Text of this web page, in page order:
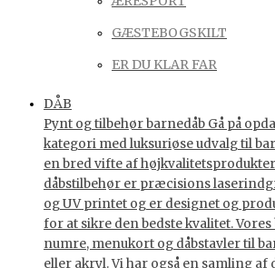
GÆSTEBOGSKILT
ER DU KLAR FAR
DÅB
Pynt og tilbehør barnedåb Gå på
kategori med luksuriøse udvalg til
en bred vifte af
dåbstilbehør er præcisions
og UV printet og er designet og
for at sikre den bedste kvalitet.
numre, menukort og dåbstavler til
eller akryl. Vi har også en samling af